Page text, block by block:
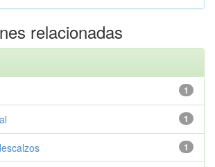
relacionadas
1
1
1